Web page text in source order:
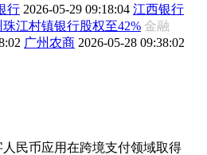
行 2026-05-29 09:18:04 江西银行
江村镇银行股权至42% 金融
广州农商 2026-05-28 09:38:02
民币应用在跨境支付领域取得